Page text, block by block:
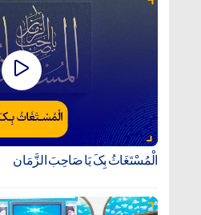
الْمُسْتَغَاثُ بِکَ یَا صَاحِبَ الزَّمَان